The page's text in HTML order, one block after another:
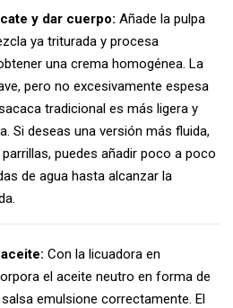
y dar cuerpo: Añade la pulpa
ya triturada y procesa
una crema homogénea. La
pero no excesivamente espesa
tradicional es más ligera y
Si deseas una versión más fluida,
puedes añadir poco a poco
de agua hasta alcanzar la
Con la licuadora en
el aceite neutro en forma de
emulsione correctamente. El